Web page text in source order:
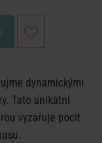
dynamickými
Tato unikátní
vyzařuje pocit